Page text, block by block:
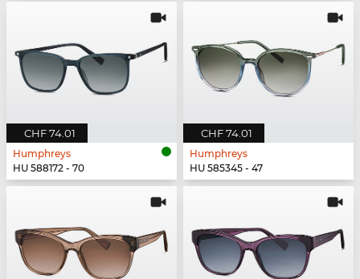
CHF 74.01
Humphreys
HU 588172 - 70
CHF 74.01
Humphreys
HU 585345 - 47